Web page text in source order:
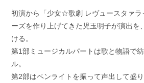
初演から「少女☆歌劇 レヴュースタァラ
ーズを作り上げてきた児玉明子が演出を
ける。
第1部ミュージカルパートは歌と物語で
ル。
第2部はペンライトを振って声出して盛